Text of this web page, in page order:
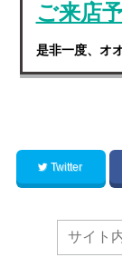
ご来店
是非一度、オ
Twitter